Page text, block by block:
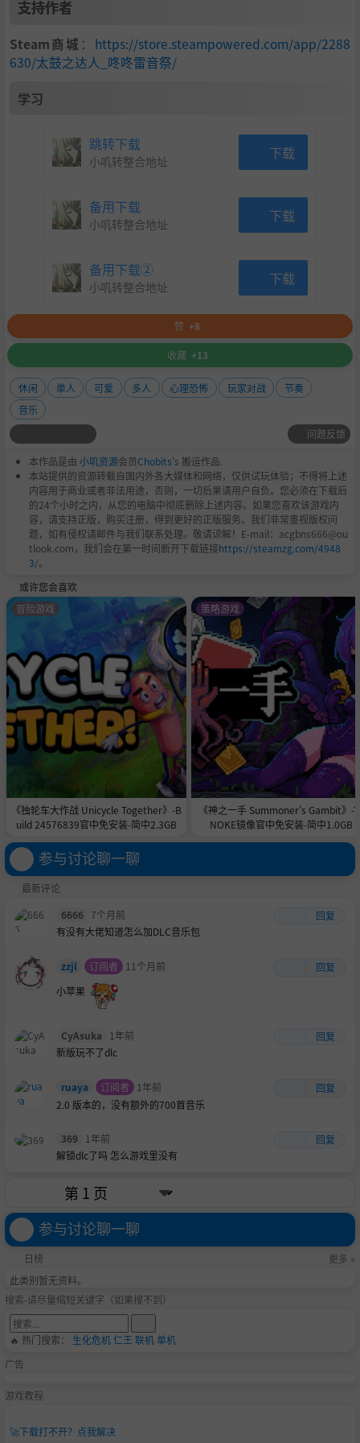
※「演奏游戏」、「咚咔玩具大战」最多可以2人游玩，
「小咚乐团」、「跑吧！忍者道场」最多可以4人游玩。每
位玩家都需要1个控制器。
※本产品支援太鼓之达人专用控制器「太鼓与鼓棒 for PlayS
tation®5, PlayStation®4, Windows PC」以及「太鼓与鼓棒 f
or Xbox Series X|S, Windows PC」。
支持作者
Steam商城 ： https://store.steampowered.com/app/2288
630/太鼓之达人_咚咚雷音祭/
学习
跳转下载
小叽转整合地址 下载
备用下载
小叽转整合地址 下载
备用下载②
小叽转整合地址 下载
赞 +8
收藏 +13
休闲 单人 可爱 多人 心理恐怖 玩家对战
节奏
音乐
问题反馈
本作品是由 小叽资源会员Chobits's 搬运作品.
本站提供的资源转载自国内外各大媒体和网络，仅供试玩体验；不得将上述
内容用于商业或者非法用途，否则，一切后果请用户自负。您必须在下载后
的24个小时之内，从您的电脑中彻底删除上述内容。如果您喜欢该游戏内
容，请支持正版，购买注册，得到更好的正版服务。我们非常重视版权问
题，如有侵权请邮件与我们联系处理。敬请谅解！E-mail：acgbns666@ou
tlook.com，我们会在第一时间断开下载链接https://steamzg.com/4948
3/。
或许您会喜欢
《独轮车大作战 Unicycle Together》-B
uild 24576839官中免安装-简中2.3GB
冒险游戏
《神之一手 Summoner's Gambit》-
NOKE镜像官中免安装-简中1.0GB
策略游戏
参与讨论聊一聊
最新评论
6666 7个月前
回复
有没有大佬知道怎么加DLC音乐包
zzjl 订阅者 11个月前
回复
小苹果
CyAsuka 1年前
回复
新版玩不了dlc
ruaya 订阅者 1年前
回复
2.0 版本的，没有额外的700首音乐
369 1年前
回复
解锁dlc了吗 怎么游戏里没有
参与讨论聊一聊
日榜
更多 »
此类别暂无资料。
搜索-请尽量缩短关键字（如果搜不到）
🔥 热门搜索： 生化危机仁王 联机单机
广告
游戏教程
🚀下载打不开？点我解决